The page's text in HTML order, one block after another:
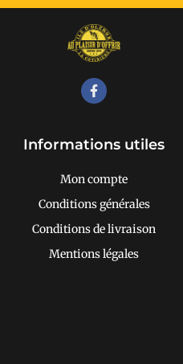
Informations utiles
Mon compte
Conditions générales
Conditions de livraison
Mentions légales